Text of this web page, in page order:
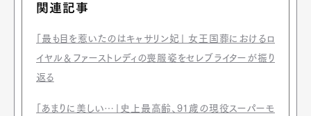
関連記事
「最も目を惹いたのはキャサリン妃」 女王国葬におけるロ
イヤル＆ファーストレディの喪服姿をセレブライターが振り
返る
「あまりに美しい…」史上最高齢、91歳の現役スーパーモ